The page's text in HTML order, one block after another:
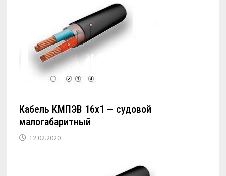
Кабель КМПЭВ 16х1 — судовой
малогабаритный
12.02.2020